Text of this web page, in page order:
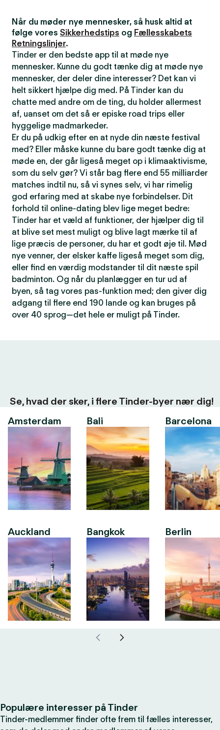
Når du møder nye mennesker, så husk altid at
følge vores Sikkerhedstips og Fællesskabets
Retningslinjer.
Tinder er den bedste app til at møde nye
mennesker. Kunne du godt tænke dig at møde nye
mennesker, der deler dine interesser? Det kan vi
helt sikkert hjælpe dig med. På Tinder kan du
chatte med andre om de ting, du holder allermest
af, uanset om det så er episke road trips eller
hyggelige madmarkeder.
Er du på udkig efter en at nyde din næste festival
med? Eller måske kunne du bare godt tænke dig at
møde en, der går ligeså meget op i klimaaktivisme,
som du selv gør? Vi står bag flere end 55 milliarder
matches indtil nu, så vi synes selv, vi har rimelig
god erfaring med at skabe nye forbindelser. Dit
forhold til online-dating blev lige meget bedre:
Tinder har et væld af funktioner, der hjælper dig til
at blive set mest muligt og blive lagt mærke til af
lige præcis de personer, du har et godt øje til. Mød
nye venner, der elsker kaffe ligeså meget som dig,
eller find en værdig modstander til dit næste spil
badminton. Og når du planlægger en tur ud af
byen, så tag vores pas-funktion med; den giver dig
adgang til flere end 190 lande og kan bruges på
over 40 sprog—det hele er muligt på Tinder.
Se, hvad der sker, i flere Tinder-byer nær dig!
Amsterdam
Auckland
Bali
Bangkok
Barcelona
Berlin
Populære interesser på Tinder
Tinder-medlemmer finder ofte frem til fælles interesser,